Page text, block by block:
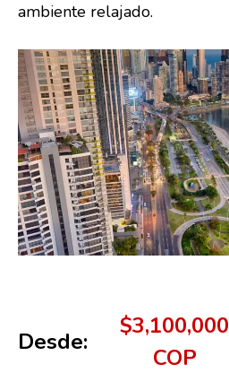
ambiente relajado.
Desde:
$3,100,000
COP